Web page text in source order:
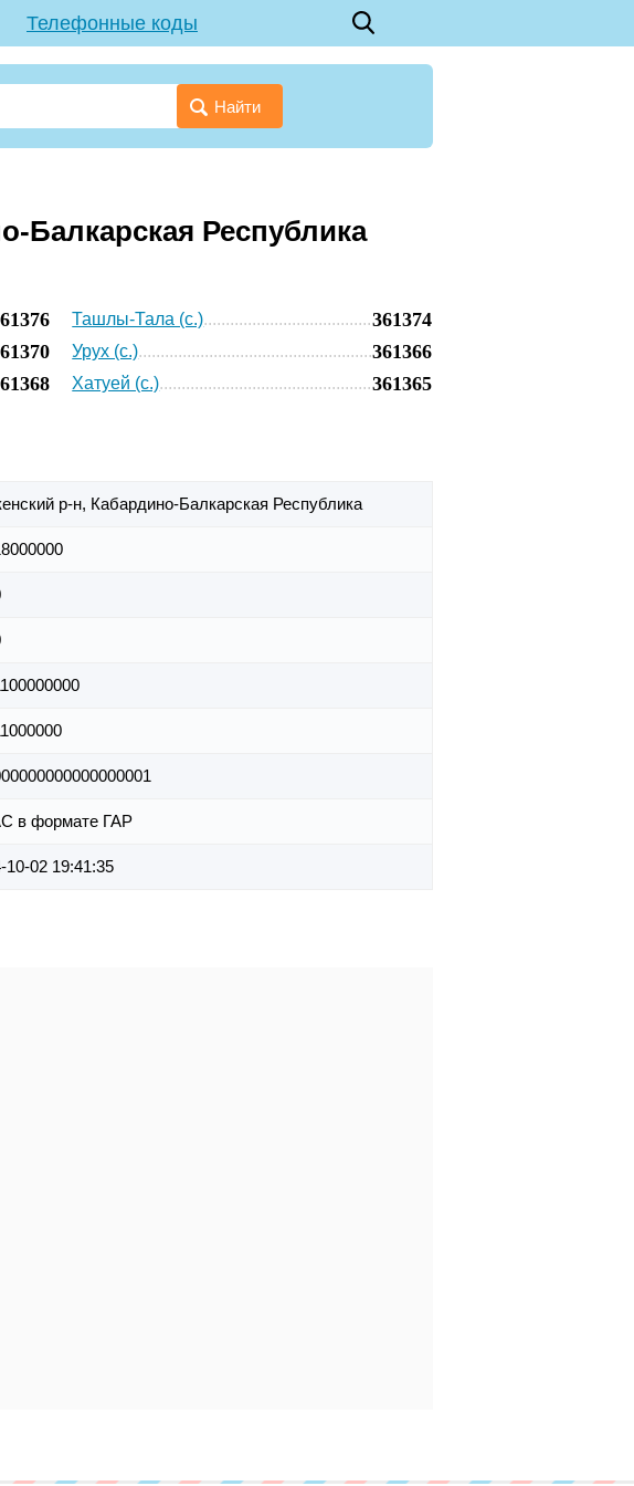
Телефонные коды
Найти
Балкарская Республика
Ташлы-Тала (с.) 361374
Урух (с.) 361366
Хатуей (с.) 361365
р-н, Кабардино-Балкарская Республика
в формате ГАР
10-02 19:41:35